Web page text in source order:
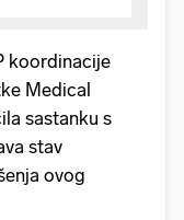
koordinacije
Medical
sastanku s
stav
ovog